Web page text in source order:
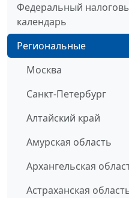
Федеральный
календарь
Региональные
Москва
Санкт-Петербург
Алтайский край
Амурская область
Архангельская
Астраханская